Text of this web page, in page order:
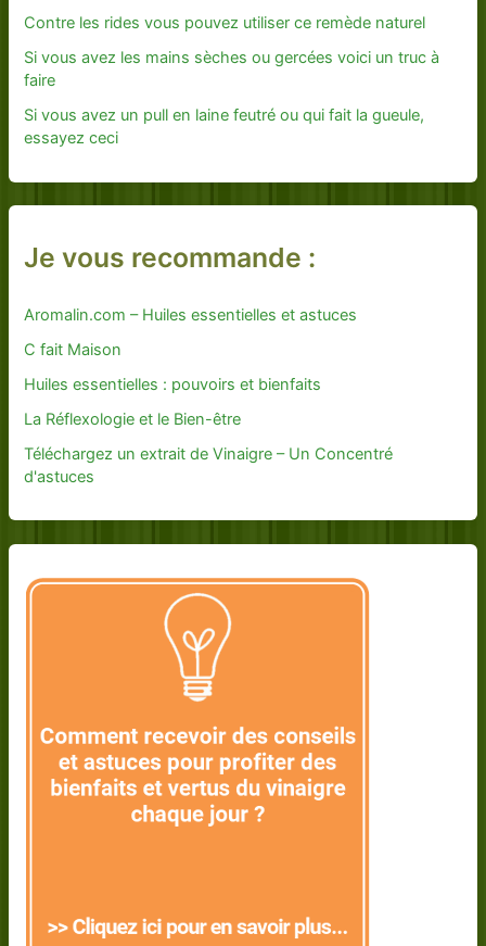
Contre les rides vous pouvez utiliser ce remède naturel
Si vous avez les mains sèches ou gercées voici un truc à
faire
Si vous avez un pull en laine feutré ou qui fait la gueule,
essayez ceci
Je vous recommande :
Aromalin.com – Huiles essentielles et astuces
C fait Maison
Huiles essentielles : pouvoirs et bienfaits
La Réflexologie et le Bien-être
Téléchargez un extrait de Vinaigre – Un Concentré
d'astuces